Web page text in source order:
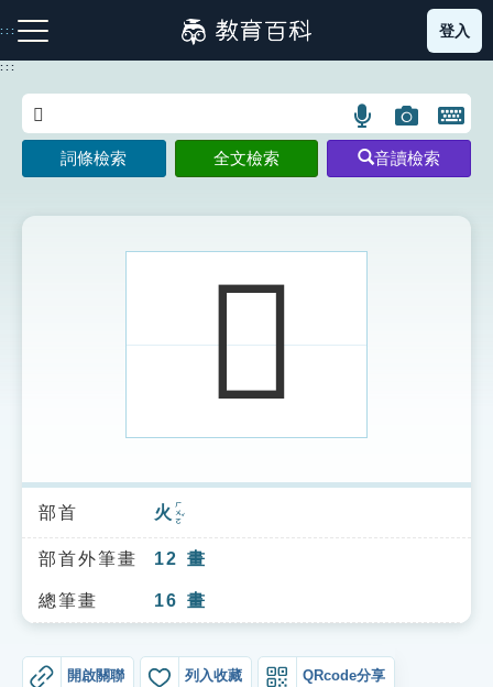
到
主
:::
注音索引圖示 筆畫索引圖示 部首索引表圖示
索引選單
知識索引
單字索引
登入
:::
語
言
搜
示
圖
片
搜
開
鍵
圖
詞條檢索 全文檢索 音讀檢索
𤎱
部首 火 ㄏㄨㄛˇ
部首外筆畫 12 畫
總筆畫 16 畫
開啟關聯 列入收藏 QRcode分享